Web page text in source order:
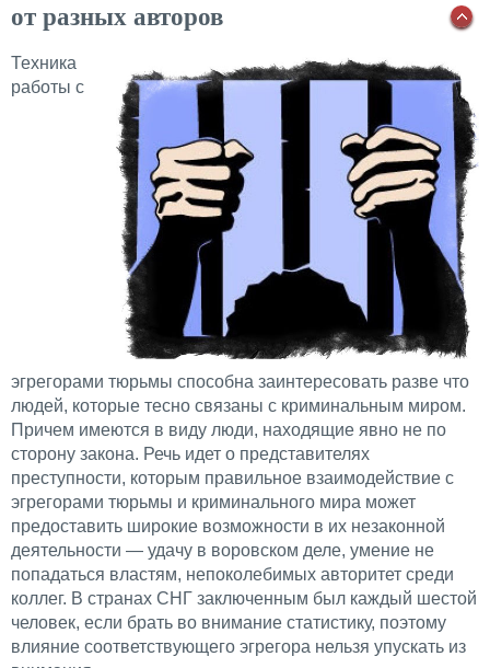
от разных авторов
Техника
работы с
эгрегорами тюрьмы способна заинтересовать разве что
людей, которые тесно связаны с криминальным миром.
Причем имеются в виду люди, находящие явно не по
сторону закона. Речь идет о представителях
преступности, которым правильное взаимодействие с
эгрегорами тюрьмы и криминального мира может
предоставить широкие возможности в их незаконной
деятельности — удачу в воровском деле, умение не
попадаться властям, непоколебимых авторитет среди
коллег. В странах СНГ заключенным был каждый шестой
человек, если брать во внимание статистику, поэтому
влияние соответствующего эгрегора нельзя упускать из